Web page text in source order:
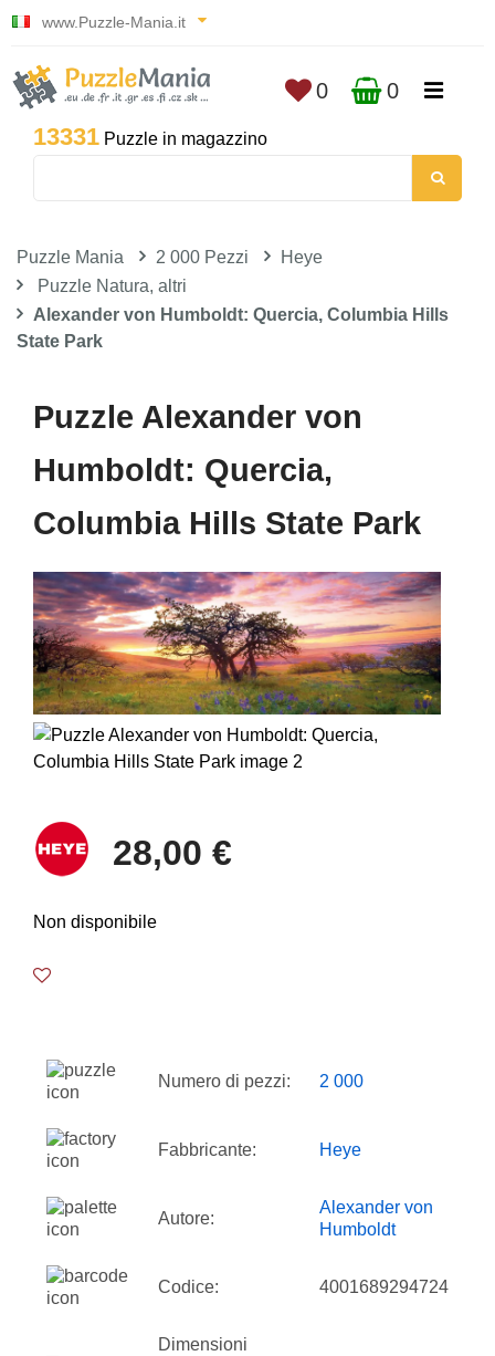
www.Puzzle-Mania.it
13331 Puzzle in magazzino
0 0
Puzzle Mania 2 000 Pezzi
Heye
Puzzle Natura, altri
Alexander von Humboldt: Quercia, Columbia Hills
State Park
Puzzle Alexander von
Humboldt: Quercia,
Columbia Hills State Park
28,00 €
Non disponibile
Numero di pezzi: 2 000
Fabbricante: Heye
Autore:
Alexander von
Humboldt
Codice: 4001689294724
Dimensioni